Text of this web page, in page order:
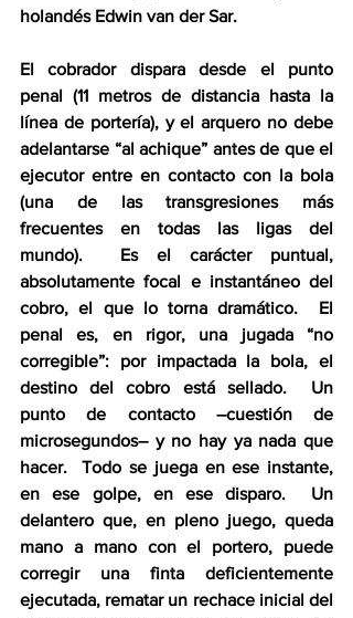
holandés Edwin van der Sar.
El cobrador dispara desde el punto
penal (11 metros de distancia hasta la
línea de portería), y el arquero no debe
adelantarse “al achique” antes de que el
ejecutor entre en contacto con la bola
(una de las transgresiones más
frecuentes en todas las ligas del
mundo).  Es el carácter puntual,
absolutamente focal e instantáneo del
cobro, el que lo torna dramático.  El
penal es, en rigor, una jugada “no
corregible”: por impactada la bola, el
destino del cobro está sellado.  Un
punto de contacto –cuestión de
microsegundos– y no hay ya nada que
hacer.  Todo se juega en ese instante,
en ese golpe, en ese disparo.  Un
delantero que, en pleno juego, queda
mano a mano con el portero, puede
corregir una finta deficientemente
ejecutada, rematar un rechace inicial del